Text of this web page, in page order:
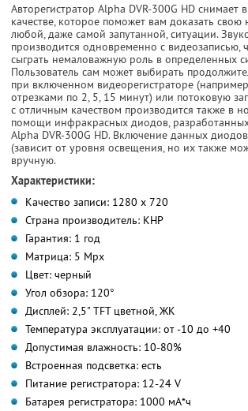
Авторегистратор Alpha DVR-300G HD снимает
качестве, которое поможет вам доказать свою
любой, даже самой запутанной, ситуации.
производится одновременно с видеозаписью,
сыграть немаловажную роль в определенных
Пользователь сам может выбирать
при включенном видеорегистраторе
отрезками по 2, 5, 15 минут) или потоковую
с отличным качеством производится также в
помощи инфракрасных диодов,
Alpha DVR-300G HD. Включение данных
(зависит от уровня освещения, но их также
вручную.
Характеристики:
Качество записи: 1280 х 720
Страна производитель: КНР
Гарантия: 1 год
Матрица: 5 Mpx
Цвет: черный
Угол обзора: 120°
Дисплей: 2,5" TFT цветной, ЖК
Температура эксплуатации: от -10 до +40
Допустимая влажность: 10-80%
Встроенная подсветка: есть
Питание регистратора: 12-24 V
Батарея регистратора: 1000 мА*ч